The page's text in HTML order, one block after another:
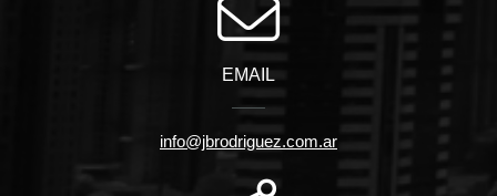
EMAIL
info@jbrodriguez.com.ar